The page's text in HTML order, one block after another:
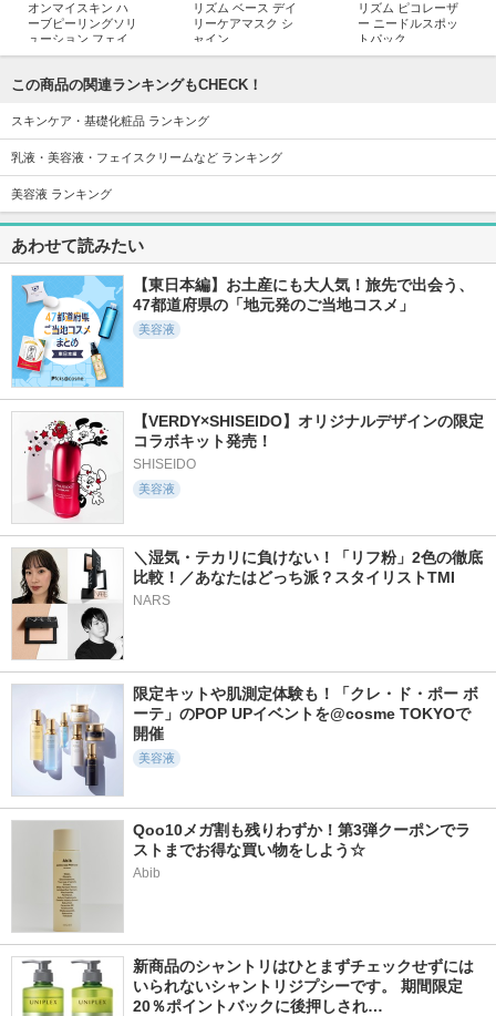
オンマイスキン ハ
ーブピーリングソリ
ューション フェイ
ス用
on:myskin
リズム ベース デイ
リーケアマスク シ
ャイン
リズム ピコレーザ
ー ニードルスポッ
トパック
ジェニフィック ア
ルティメ セラム
ランコム
タイプ リフレシン
グシトラスの香り
アテニア
4.8
ツボクサスージング
ハイドロリアルヨモ
ギマスク
LIALUSTER(リアラス
ター)
ター)
5.6
2111件
プライマーショット
アテニア
5.5
1000件
オールインワンビタ
5.5
1587件
メガショット 夜用
5.5
メガショット 朝用
ツヤピールマスク C
C
サボリーノ
スクV
サボリーノ
ル
リジュラン(REJURAN
COSMETICS)
この商品の関連ランキングもCHECK！
スキンケア・基礎化粧品 ランキング
乳液・美容液・フェイスクリームなど ランキング
美容液 ランキング
あわせて読みたい
【東日本編】お土産にも大人気！旅先で出会う、
47都道府県の「地元発のご当地コスメ」
美容液
【VERDY×SHISEIDO】オリジナルデザインの限定
コラボキット発売！
SHISEIDO
美容液
＼湿気・テカリに負けない！「リフ粉」2色の徹底
比較！／あなたはどっち派？スタイリストTMI
NARS
限定キットや肌測定体験も！「クレ・ド・ポー ボ
ーテ」のPOP UPイベントを@cosme TOKYOで
開催
美容液
Qoo10メガ割も残りわずか！第3弾クーポンでラ
ストまでお得な買い物をしよう☆
Abib
新商品のシャントリはひとまずチェックせずには
いられないシャントリジプシーです。 期間限定
20％ポイントバックに後押しされ…